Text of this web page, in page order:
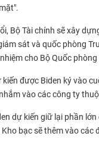
Bộ Tài chính sẽ xây
sát và quốc phòng
cho Bộ Quốc
được Biden ký vào
vào các công ty
dự kiến giữ lại phần
bạc sẽ thêm vào các